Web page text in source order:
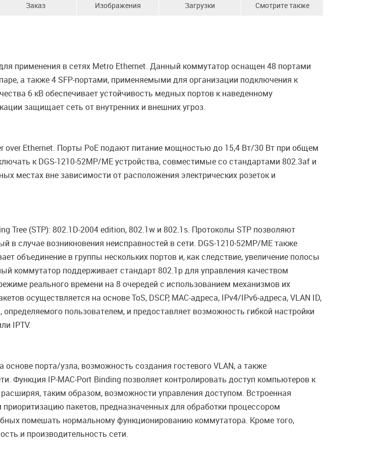
Заказ Изображения Загрузки Смотрите также
применения в сетях Metro Ethernet. Данный коммутатор оснащен 48 портами
а также 4 SFP-портами, применяемыми для организации подключения к
6 кВ обеспечивает устойчивость медных портов к наведенному
защищает сеть от внутренних и внешних угроз.
over Ethernet. Порты PoE подают питание мощностью до 15,4 Вт/30 Вт при общем
к DGS-1210-52MP/ME устройства, совместимые со стандартами 802.3af и
местах вне зависимости от расположения электрических розеток и
Tree (STP): 802.1D-2004 edition, 802.1w и 802.1s. Протоколы STP позволяют
случае возникновения неисправностей в сети. DGS-1210-52MP/ME также
объединение в группы нескольких портов и, как следствие, увеличение полосы
коммутатор поддерживает стандарт 802.1p для управления качеством
реального времени на 8 очередей с использованием механизмов их
осуществляется на основе ToS, DSCP, MAC-адреса, IPv4/IPv6-адреса, VLAN ID,
пользователем, и предоставляет возможность гибкой настройки
IPTV.
порта/узла, возможность создания гостевого VLAN, а также
Функция IP-MAC-Port Binding позволяет контролировать доступ компьютеров к
таким образом, возможности управления доступом. Встроенная
пакетов, предназначенных для обработки процессором
помешать нормальному функционированию коммутатора. Кроме того,
и производительность сети.